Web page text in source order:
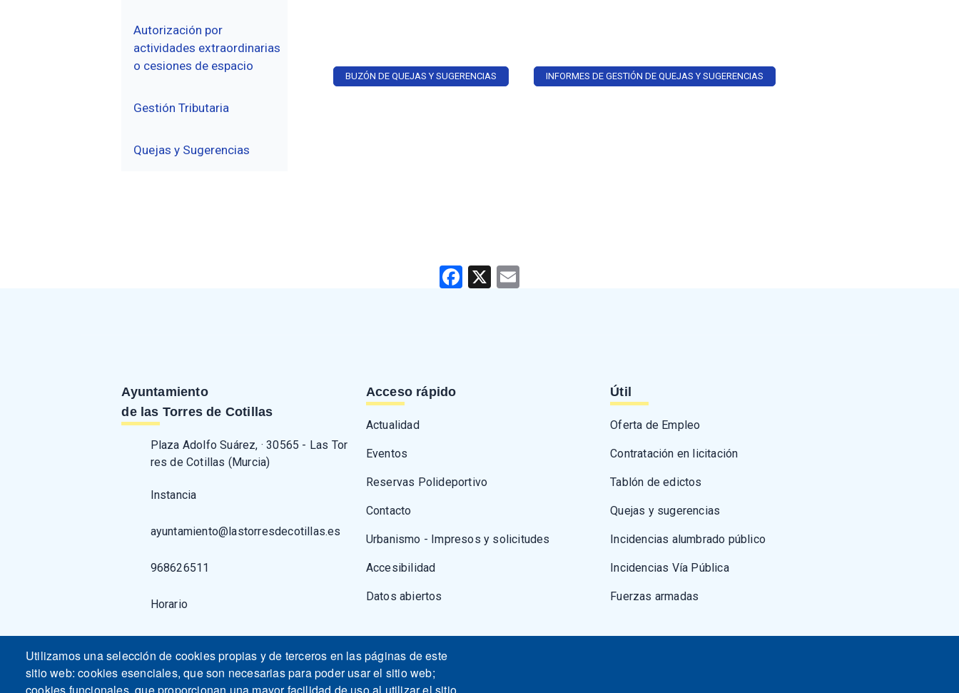
Autorización por
actividades extraordinarias
o cesiones de espacio
Gestión Tributaria
Quejas y Sugerencias
BUZÓN DE QUEJAS Y SUGERENCIAS INFORMES DE GESTIÓN DE QUEJAS Y SUGERENCIAS
Facebook
X
Ayuntamiento
de las Torres de Cotillas
Plaza Adolfo Suárez, · 30565 - Las Tor
res de Cotillas (Murcia)
Instancia
ayuntamiento@lastorresdecotillas.es
968626511
Horario
Acceso rápido
Actualidad
Eventos
Reservas Polideportivo
Contacto
Urbanismo - Impresos y solicitudes
Accesibilidad
Datos abiertos
Útil
Oferta de Empleo
Contratación en licitación
Tablón de edictos
Quejas y sugerencias
Incidencias alumbrado público
Incidencias Vía Pública
Fuerzas armadas
Utilizamos una selección de cookies propias y de terceros en las páginas de este
sitio web: cookies esenciales, que son necesarias para poder usar el sitio web;